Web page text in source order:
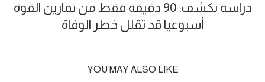
دراسة تكشف: 90 دقيقة فقط من تمارين القوة
أسبوعيا قد تقلل خطر الوفاة
YOU MAY ALSO LIKE